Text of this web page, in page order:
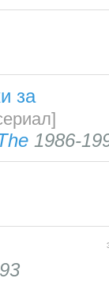
за
1986-